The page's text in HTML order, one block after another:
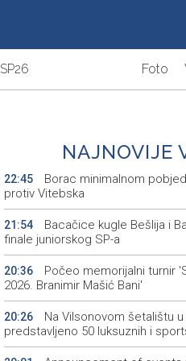
SP26 Foto
NAJNOVIJE
22:45
Borac minimalnom
protiv Vitebska
21:54
Bacačice kugle Bešlija i
finale juniorskog SP-a
20:36
Počeo memorijalni turnir
2026. Branimir Mašić Bani'
20:26
Na Vilsonovom šetalištu u
predstavljeno 50 luksuznih i